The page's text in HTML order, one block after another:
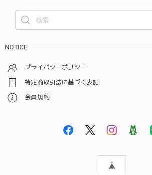
NOTICE
プライバシーポリシー
特定商取引法に基づく表記
会員規約